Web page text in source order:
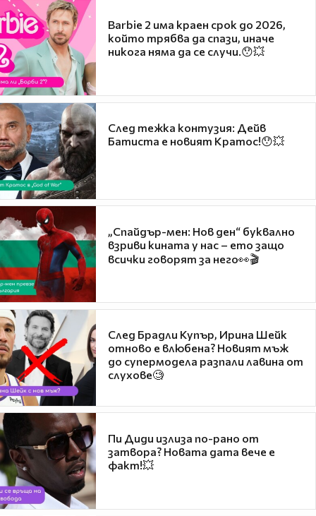
Barbie 2 има краен срок до 2026,
който трябва да спази, иначе
никога няма да се случи.😯💥
След тежка контузия: Дейв
Батиста е новият Кратос!😯💥
„Спайдър-мен: Нов ден“ буквално
взриви кината у нас – ето защо
всички говорят за него👀🎬
След Брадли Купър, Ирина Шейк
отново е влюбена? Новият мъж
до супермодела разпали лавина от
слухове🧐
Пи Диди излиза по-рано от
затвора? Новата дата вече е
факт!💥